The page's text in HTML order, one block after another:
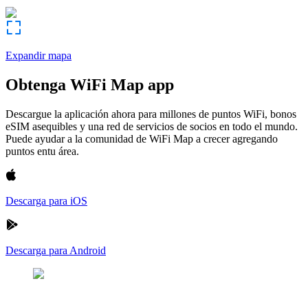
Expandir mapa
Obtenga WiFi Map app
Descargue la aplicación ahora para millones de puntos WiFi, bonos
eSIM asequibles y una red de servicios de socios en todo el mundo.
Puede ayudar a la comunidad de WiFi Map a crecer agregando
puntos entu área.
Descarga para iOS
Descarga para Android